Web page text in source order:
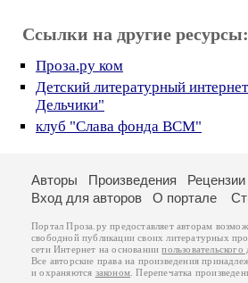
Ссылки на другие ресурсы:
Проза.ру ком
Детский литературный
Дельчики"
клуб "Слава фонда ВСМ"
Авторы Произведения Рецензии
Вход для авторов
О портале
Портал Проза.ру предоставляет авторам
свободной публикации своих литературных
сети Интернет на основаниипользовательского
Все авторские права на произведения
и охраняются законом . Перепечатка